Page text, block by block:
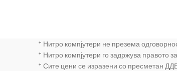
* Нитро компјутери не презема
* Нитро компјутери го задржува правото
* Сите цени се изразени со пресметан